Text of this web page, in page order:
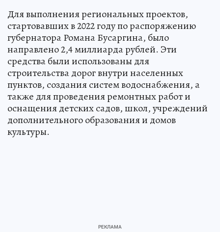
Для выполнения региональных проектов,
стартовавших в 2022 году по распоряжению
губернатора Романа Бусаргина, было
направлено 2,4 миллиарда рублей. Эти
средства были использованы для
строительства дорог внутри населенных
пунктов, создания систем водоснабжения, а
также для проведения ремонтных работ и
оснащения детских садов, школ, учреждений
дополнительного образования и домов
культуры.